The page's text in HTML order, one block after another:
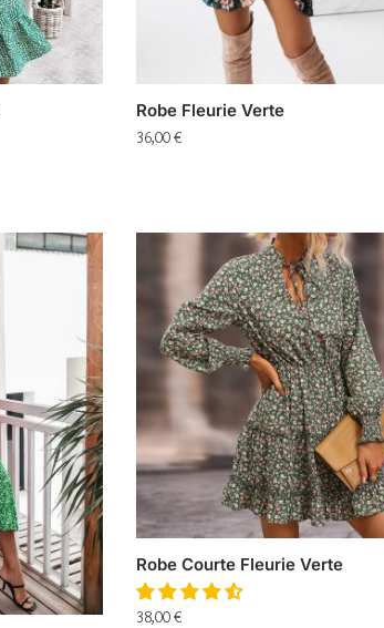
Robe Fleurie Verte
36,00€
Robe Courte Fleurie Verte
38,00€